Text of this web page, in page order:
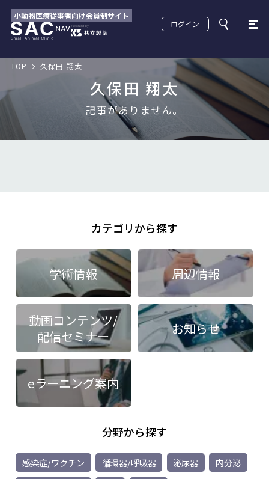
小動物医療従事者向け会員制サイト
ログイン
TOP 久保田 翔太
久保田 翔太
記事がありません。
カテゴリから探す
学術情報 周辺情報
動画コンテンツ/
配信セミナー
お知らせ
eラーニング案内
分野から探す
感染症/ワクチン 循環器/呼吸器 泌尿器
内分泌